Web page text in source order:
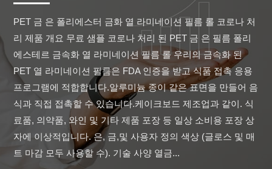
PET 금 은 폴리에스터 금화 열 라미네이션 필름 롤 코로나 처
리 제품 개요 무료 샘플 코로나 처리 된 PET 금 은 필름 폴리
에스테르 금속화 열 라미네이션 필름 롤 우리의 금속화 된
PET 열 라미네이션 필름은 FDA 인증을 받고 식품 접촉 응용
프로그램에 적합합니다.알루미늄 종이 같은 표면을 만들어 음
식과 직접 접촉할 수 있습니다.케이크보드 제조업과 같이. 식
료품, 의약품, 와인 및 기타 제품 포장 등 일상 소비용 포장 상
자에 이상적입니다. 은, 금,및 사용자 정의 색상 (글로스 및 매
트 마감 모두 사용할 수). 기술 사양 열금...